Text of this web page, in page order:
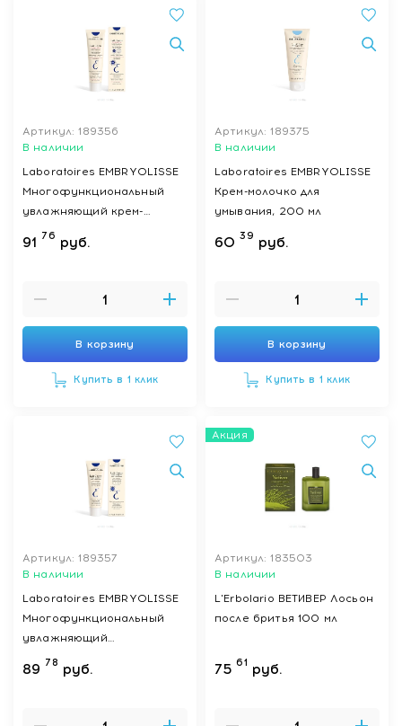
Артикул: 189356
В наличии
Laboratoires EMBRYOLISSE
Многофункциональный
увлажняющий крем-
молочко для
чувствительной кожи
91 76 руб.
В корзину
Купить в 1 клик
Артикул: 189375
В наличии
Laboratoires EMBRYOLISSE
Крем-молочко для
умывания, 200 мл
60 39 руб.
В корзину
Купить в 1 клик
Артикул: 189357
В наличии
Laboratoires EMBRYOLISSE
Многофункциональный
увлажняющий
концентрированный крем-
молочко, 75 мл
89 78 руб.
Акция
Артикул: 183503
В наличии
L'Erbolario ВЕТИВЕР Лосьон
после бритья 100 мл
75 61 руб.